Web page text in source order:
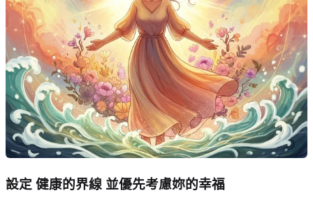
設定 健康的界線 並優先考慮妳的幸福